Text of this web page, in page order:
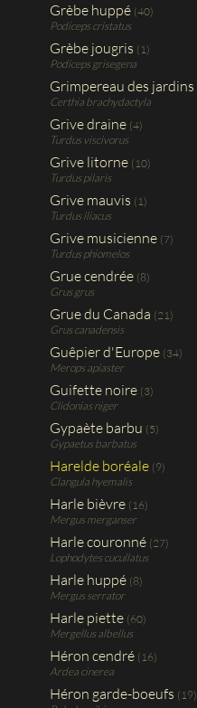
Grèbe huppé (40)
Podiceps cristatus
Grèbe jougris (1)
Podiceps grisegena
Grimpereau des jardins
Certhia brachydactyla
Grive draine (4)
Turdus viscivorus
Grive litorne (10)
Turdus pilaris
Grive mauvis (1)
Turdus iliacus
Grive musicienne (7)
Turdus phiomelos
Grue cendrée (8)
Grus grus
Grue du Canada (21)
Grus canadensis
Guêpier d'Europe (34)
Merops apiaster
Guifette noire (3)
Clidonias niger
Gypaète barbu (5)
Gypaetus barbatus
Harelde boréale (9)
Clangula hyemalis
Harle bièvre (16)
Mergus merganser
Harle couronné (27)
Lophodytes cucullatus
Harle huppé (8)
Mergus serrator
Harle piette (60)
Mergellus albellus
Héron cendré (16)
Ardea cinerea
Héron garde-boeufs (19)